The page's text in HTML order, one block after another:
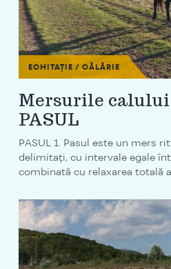
ECHITAȚIE / CĂLĂRIE
Mersurile
PASUL
PASUL 1. Pasul este un mers
delimitaţi, cu intervale egale
combinată cu relaxarea totală